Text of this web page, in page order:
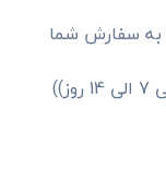
به سفارش شما